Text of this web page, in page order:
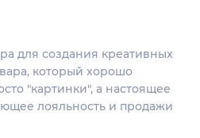
для создания креативных
который хорошо
"картинки", а настоящее
лояльность и продажи